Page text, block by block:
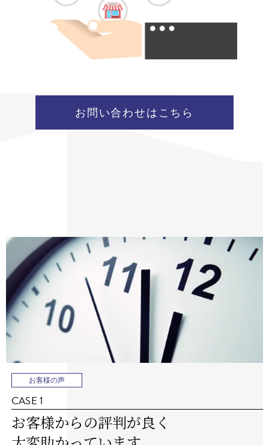
お問い合わせはこちら
お客様の声
CASE 1
お客様からの評判が良く
大変助かっています。